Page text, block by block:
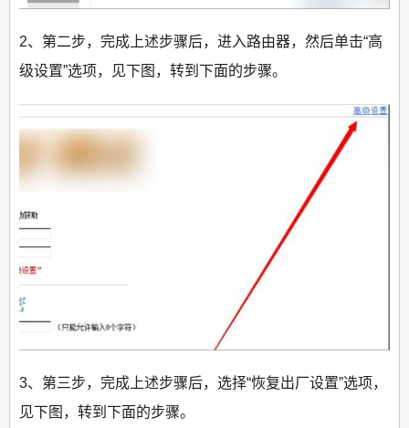
2、第二步，完成上述步骤后，进入路由器，然后单击“高
级设置”选项，见下图，转到下面的步骤。
3、第三步，完成上述步骤后，选择“恢复出厂设置”选项，
见下图，转到下面的步骤。